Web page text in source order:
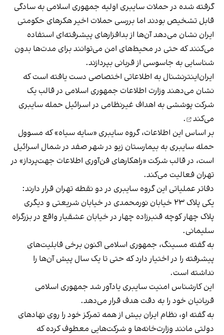
گرفته شده در حملات سایبری اولیه جمهوری اسلامی به سادگی
قابل تشخیص بودند اما بررسی حملات اخیر هکرهای حکومتی
ایران نشان می‌دهد آن‌ها از بدافزارهای پیشرفته‌ای استفاده
می‌کنند که حتی در محیط‌های امن می‌توانند برای مدت‌ها بدون
شناسایی به جاسوسی از قربانی بپردازند.
ایران‌اینترنشنال به اطلاعاتی اختصاصی دست یافته است که
نشان می‌دهند وزارت اطلاعات جمهوری اسلامی در قالب یک
شرکت پوششی به اهداف غیرنظامی در اسرائیل حمله سایبری
می‌کند
.
بر اساس این اطلاعات، گروه سایبری «سایه سیاه» که مسوول
حمله سایبری به بیمارستان زیو در شهر صفد در شمال اسرائیل
است، در قالب شرکت «راهکارهای فن‌آوری اطلاعات جهت‌پرداز» در
تهران فعالیت می‌کند.
دفاتر عملیاتی این گروه سایبری در دو نقطه تهران قرار دارند:
یکی پلاک ۲۳ خیابان نورمحمدی در خیابان شریعتی و دیگری
پلاک چهار کوچه قنبرزاده چهار در خیابان عشقیار واقع در بزرگراه
سلیمانی.
به گفته مسینگ، جمهوری اسلامی اکنون برخی قابلیت‌های
پیشرفته را در اختیار دارد که حتی تا یک سال پیش آن‌ها را
نداشته است.
این کارشناس امنیت سایبری یادآور شد جمهوری اسلامی
قربانیان خود را به دقت هدف قرار می‌دهد.
به گفته او، نظام ایران بیش از همه تمرکز خود را روی نهادهای
دولتی مانند وزارت‌خانه‌ها و شرکت‌هایی معطوف کرده که